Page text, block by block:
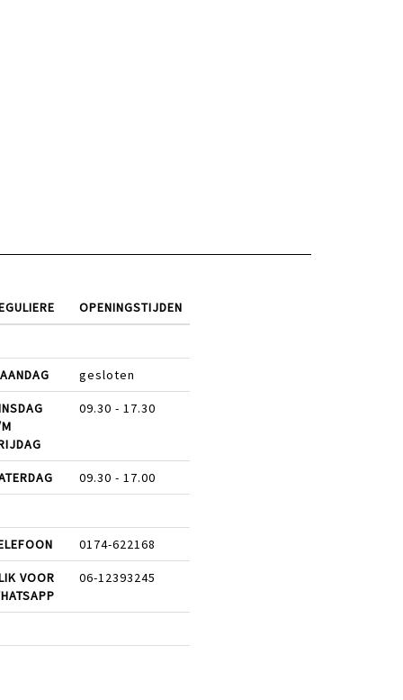
OPENINGSTIJDEN
gesloten
09.30 - 17.30
09.30 - 17.00
0174-622168
VOOR
06-12393245